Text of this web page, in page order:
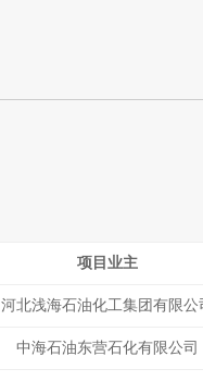
项目业主
河北浅海石油化工集团有限公
中海石油东营石化有限公司